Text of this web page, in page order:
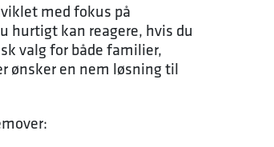
med fokus på
hurtigt kan reagere, hvis du
valg for både familier,
ønsker en nem løsning til